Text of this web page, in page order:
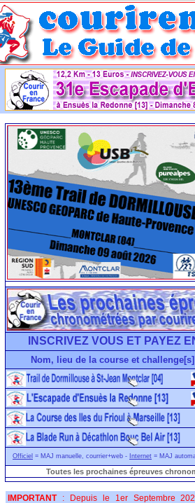
INSCRIVEZ VOUS ET PAYEZ
Nom, lieu de la course et challenge[s]
Officiel = MAJ manuelle, courrier+web - Internet = MAJ
Toutes les prochaines épreuves
IMPORTANT: Depuis le 1er Septembre